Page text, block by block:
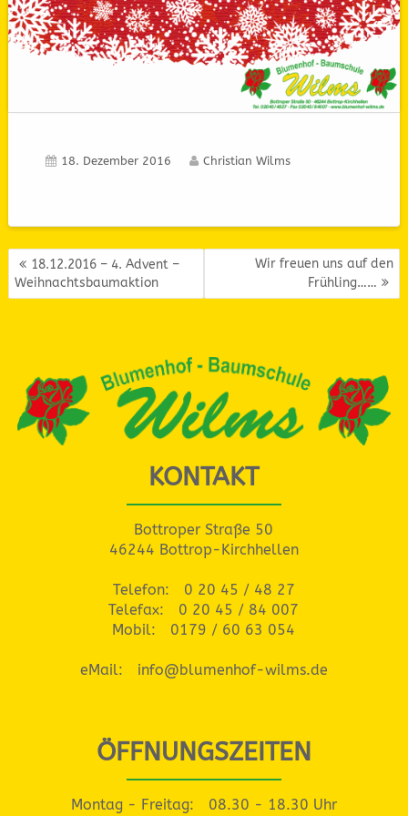
18. Dezember 2016 Christian Wilms
BEITRAGSNAVIGATION
18.12.2016 – 4. Advent –
Weihnachtsbaumaktion
Wir freuen uns auf den
Frühling……
KONTAKT
Bottroper Straße 50
46244 Bottrop-Kirchhellen
Telefon:
0 20 45 / 48 27
Telefax:
0 20 45 / 84 007
Mobil:
0179 / 60 63 054
eMail: info@blumenhof-wilms.de
ÖFFNUNGSZEITEN
Montag - Freitag:
08.30 - 18.30 Uhr